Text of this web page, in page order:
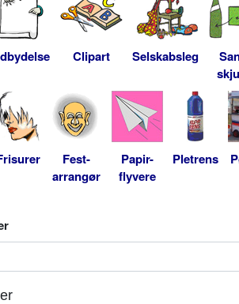
Clipart Selskabsleg
Fest-
arrangør
Papir-
flyvere
Pletrens